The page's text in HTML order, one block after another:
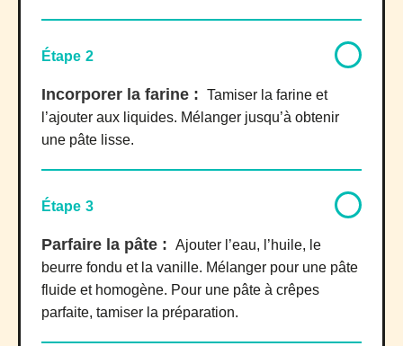
Étape 2
Incorporer la farine : Tamiser la farine et
l’ajouter aux liquides. Mélanger jusqu’à obtenir
une pâte lisse.
Étape 3
Parfaire la pâte : Ajouter l’eau, l’huile, le
beurre fondu et la vanille. Mélanger pour une pâte
fluide et homogène. Pour une pâte à crêpes
parfaite, tamiser la préparation.